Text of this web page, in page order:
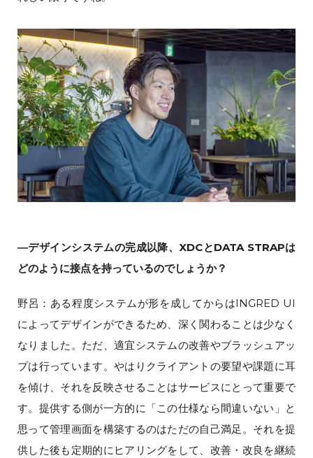
―デザインシステムの完成以降、XDCとDATA STRAPは
どのように接点を持っているのでしょうか？
野呂：ある程度システムが形を成してからはINGRED UI
によってデザインができるため、深く関わることは少なく
なりました。ただ、適宜システムの改善やブラッシュアッ
プは行っています。やはりクライアントの要望や課題に耳
を傾け、それを反映させることはサービスにとって重要で
す。提供する側が一方的に「この仕様なら間違いない」と
思って管理画面を構築するのはただの自己満足。それを提
供した後も定期的にヒアリングをして、改善・改良を継続